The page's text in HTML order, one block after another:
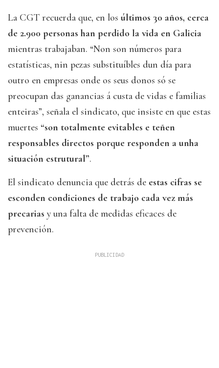
La CGT recuerda que, en los últimos 30 años, cerca
de 2.900 personas han perdido la vida en Galicia
mientras trabajaban. “Non son números para
estatísticas, nin pezas substituíbles dun día para
outro en empresas onde os seus donos só se
preocupan das ganancias á custa de vidas e familias
enteiras”, señala el sindicato, que insiste en que estas
muertes “son totalmente evitables e teñen
responsables directos porque responden a unha
situación estrutural”.
El sindicato denuncia que detrás de estas cifras se
esconden condiciones de trabajo cada vez más
precarias y una falta de medidas eficaces de
prevención.